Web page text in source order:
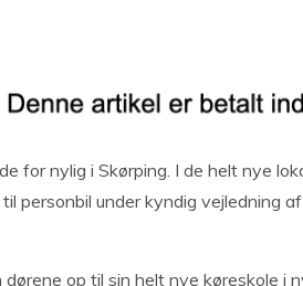
for nylig i Skørping. I de helt nye
personbil under kyndig vejledning
op til sin helt nye køreskole i